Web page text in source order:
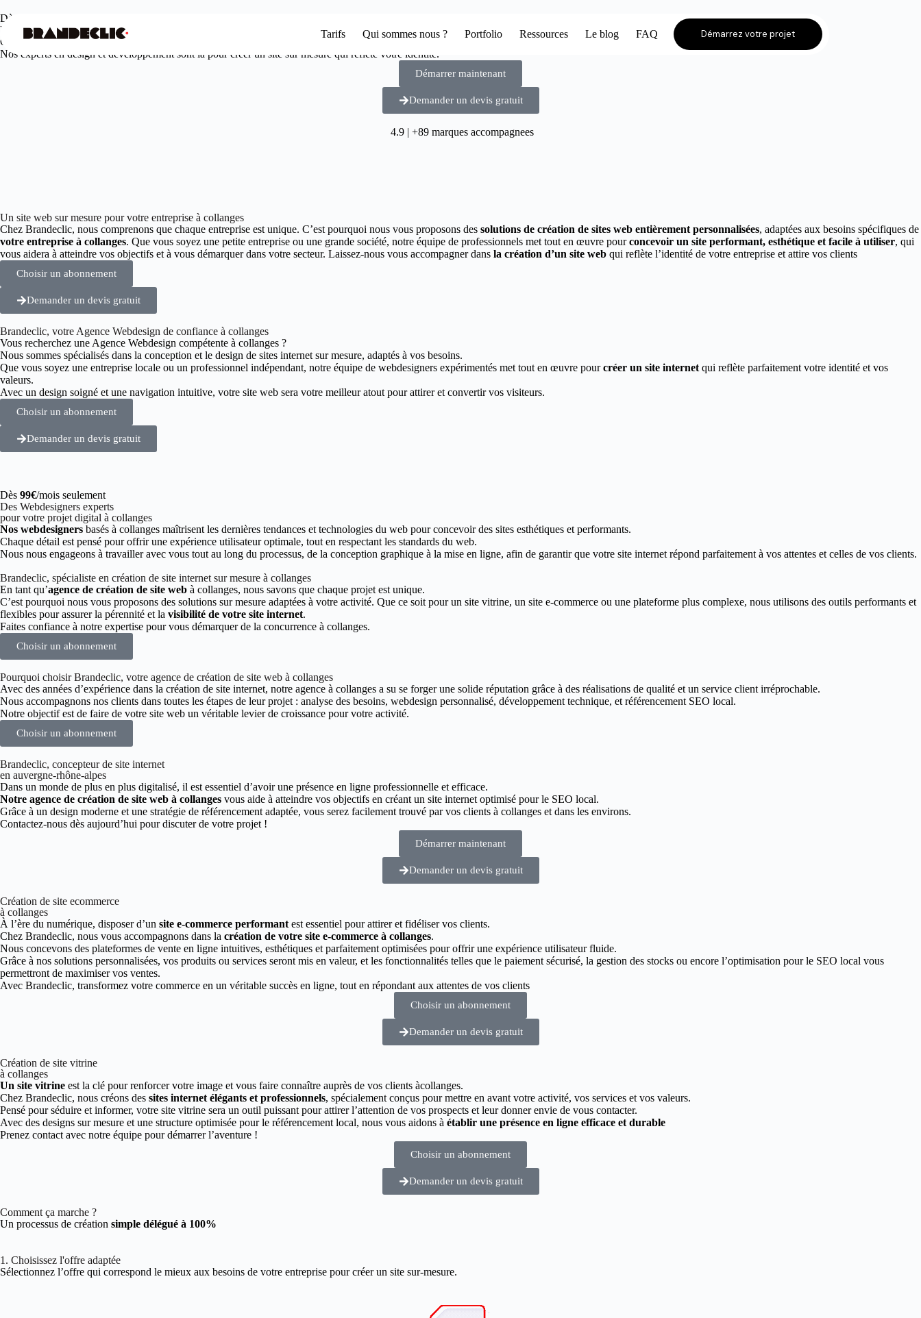
Tarifs Qui sommes nous ? Portfolio Ressources Le blog FAQ Démarrez votre projet
Dès
Votre agence web design à collanges
Offrez à votre entreprise une présence en ligne unique et engageante.
Nos experts en design et développement sont là pour créer un site sur mesure qui reflète votre identité.
Démarrer maintenant
Demander un devis gratuit
4.9 | +89 marques accompagnees
Un site web sur mesure pour votre entreprise à collanges
Chez Brandeclic, nous comprenons que chaque entreprise est unique. C’est pourquoi nous vous proposons des solutions de création de sites web entièrement personnalisées, adaptées aux besoins spécifiques de
votre entreprise à collanges. Que vous soyez une petite entreprise ou une grande société, notre équipe de professionnels met tout en œuvre pourconcevoir un site performant, esthétique et facile à utiliser, qui
vous aidera à atteindre vos objectifs et à vous démarquer dans votre secteur. Laissez-nous vous accompagner dans la création d’un site web qui reflète l’identité de votre entreprise et attire vos clients
Choisir un abonnement
Demander un devis gratuit
Brandeclic, votre Agence Webdesign de confiance à collanges
Vous recherchez une Agence Webdesign compétente à collanges ?
Nous sommes spécialisés dans la conception et le design de sites internet sur mesure, adaptés à vos besoins.
Que vous soyez une entreprise locale ou un professionnel indépendant, notre équipe de webdesigners expérimentés met tout en œuvre pourcréer un site internet qui reflète parfaitement votre identité et vos
valeurs.
Avec un design soigné et une navigation intuitive, votre site web sera votre meilleur atout pour attirer et convertir vos visiteurs.
Choisir un abonnement
Demander un devis gratuit
Dès 99€/mois seulement
Des Webdesigners experts
pour votre projet digital à collanges
Nos webdesigners basés à collanges maîtrisent les dernières tendances et technologies du web pour concevoir des sites esthétiques et performants.
Chaque détail est pensé pour offrir une expérience utilisateur optimale, tout en respectant les standards du web.
Nous nous engageons à travailler avec vous tout au long du processus, de la conception graphique à la mise en ligne, afin de garantir que votre site internet répond parfaitement à vos attentes et celles de vos clients.
Brandeclic, spécialiste en création de site internet sur mesure à collanges
En tant qu’agence de création de site web à collanges, nous savons que chaque projet est unique.
C’est pourquoi nous vous proposons des solutions sur mesure adaptées à votre activité. Que ce soit pour un site vitrine, un site e-commerce ou une plateforme plus complexe, nous utilisons des outils performants et
flexibles pour assurer la pérennité et la visibilité de votre site internet.
Faites confiance à notre expertise pour vous démarquer de la concurrence à collanges.
Choisir un abonnement
Pourquoi choisir Brandeclic, votre agence de création de site web à collanges
Avec des années d’expérience dans la création de site internet, notre agence à collanges a su se forger une solide réputation grâce à des réalisations de qualité et un service client irréprochable.
Nous accompagnons nos clients dans toutes les étapes de leur projet : analyse des besoins, webdesign personnalisé, développement technique, et référencement SEO local.
Notre objectif est de faire de votre site web un véritable levier de croissance pour votre activité.
Choisir un abonnement
Brandeclic, concepteur de site internet
en auvergne-rhône-alpes
Dans un monde de plus en plus digitalisé, il est essentiel d’avoir une présence en ligne professionnelle et efficace.
Notre agence de création de site web à collanges vous aide à atteindre vos objectifs en créant un site internet optimisé pour le SEO local.
Grâce à un design moderne et une stratégie de référencement adaptée, vous serez facilement trouvé par vos clients à collanges et dans les environs.
Contactez-nous dès aujourd’hui pour discuter de votre projet !
Démarrer maintenant
Demander un devis gratuit
Création de site ecommerce
à collanges
À l’ère du numérique, disposer d’un site e-commerce performant est essentiel pour attirer et fidéliser vos clients.
Chez Brandeclic, nous vous accompagnons dans la création de votre site e-commerce à collanges.
Nous concevons des plateformes de vente en ligne intuitives, esthétiques et parfaitement optimisées pour offrir une expérience utilisateur fluide.
Grâce à nos solutions personnalisées, vos produits ou services seront mis en valeur, et les fonctionnalités telles que le paiement sécurisé, la gestion des stocks ou encore l’optimisation pour le SEO local vous
permettront de maximiser vos ventes.
Avec Brandeclic, transformez votre commerce en un véritable succès en ligne, tout en répondant aux attentes de vos clients
Choisir un abonnement
Demander un devis gratuit
Création de site vitrine
à collanges
Un site vitrine est la clé pour renforcer votre image et vous faire connaître auprès de vos clients àcollanges.
Chez Brandeclic, nous créons des sites internet élégants et professionnels, spécialement conçus pour mettre en avant votre activité, vos services et vos valeurs.
Pensé pour séduire et informer, votre site vitrine sera un outil puissant pour attirer l’attention de vos prospects et leur donner envie de vous contacter.
Avec des designs sur mesure et une structure optimisée pour le référencement local, nous vous aidons à établir une présence en ligne efficace et durable
Prenez contact avec notre équipe pour démarrer l’aventure !
Choisir un abonnement
Demander un devis gratuit
Comment ça marche ?
Un processus de création simple délégué à 100%
1. Choisissez l'offre adaptée
Sélectionnez l’offre qui correspond le mieux aux besoins de votre entreprise pour créer un site sur-mesure.